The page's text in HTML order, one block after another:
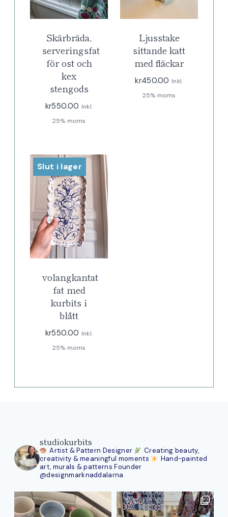
Skärbräda,
serveringsfat
för ost och
kex
stengods
kr550.00 Inkl.
25% moms
Ljusstake
sittande katt
med fläckar
kr450.00 Inkl.
25% moms
Slut i lager
volangkantat
fat med
kurbits i
blått
kr550.00 Inkl.
25% moms
studiokurbits
Artist & Pattern Designer
Creating beauty,
creativity & meaningful moments
Hand-painted
art, murals & patterns Founder
@designmarknaddalarna